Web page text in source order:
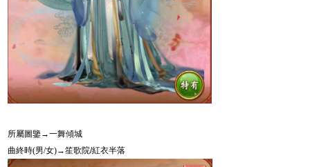
所屬圖鑒→一舞傾城
曲終時(男/女)→笙歌院/紅衣半落